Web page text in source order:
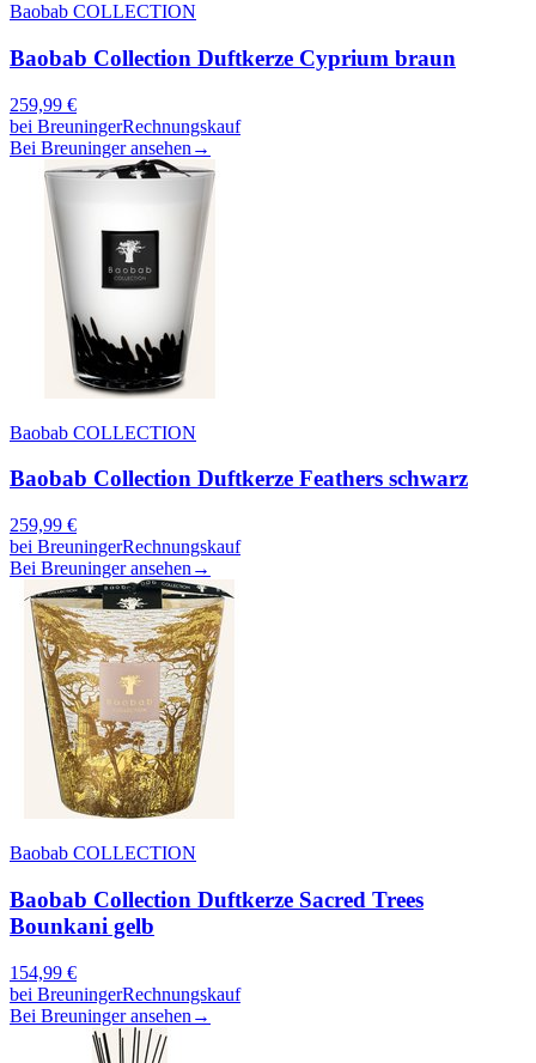
Baobab COLLECTION
Baobab Collection Duftkerze Cyprium braun
259,99 €
bei BreuningerRechnungskauf
Bei Breuninger ansehen →
Baobab COLLECTION
Baobab Collection Duftkerze Feathers schwarz
259,99 €
bei BreuningerRechnungskauf
Bei Breuninger ansehen →
Baobab COLLECTION
Baobab Collection Duftkerze Sacred Trees
Bounkani gelb
154,99 €
bei BreuningerRechnungskauf
Bei Breuninger ansehen →